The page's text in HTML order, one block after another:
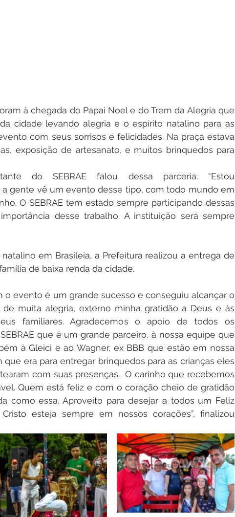
à chegada do Papai Noel e do Trem da Alegria que
cidade levando alegria e o espírito natalino para as
com seus sorrisos e felicidades. Na praça estava
exposição de artesanato, e muitos brinquedos para
do SEBRAE falou dessa parceria: “Estou
gente vê um evento desse tipo, com todo mundo em
O SEBRAE tem estado sempre participando dessas
desse trabalho. A instituição será sempre
em Brasileia, a Prefeitura realizou a entrega de
de baixa renda da cidade.
o evento é um grande sucesso e conseguiu alcançar o
muita alegria, externo minha gratidão a Deus e às
familiares. Agradecemos o apoio de todos os
que é um grande parceiro, à nossa equipe que
à Gleici e ao Wagner, ex BBB que estão em nossa
que era para entregar brinquedos para as crianças eles
com suas presenças.  O carinho que recebemos
Quem está feliz e com o coração cheio de gratidão
como essa. Aproveito para desejar a todos um Feliz
esteja sempre em nossos corações”, finalizou